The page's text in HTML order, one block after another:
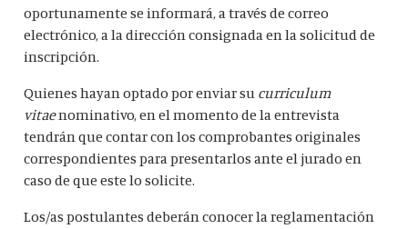
oportunamente se informará, a través de correo
electrónico, a la dirección consignada en la solicitud de
inscripción.
Quienes hayan optado por enviar su curriculum
vitaenominativo, en el momento de la entrevista
tendrán que contar con los comprobantes originales
correspondientes para presentarlos ante el jurado en
caso de que este lo solicite.
Los/as postulantes deberán conocer la reglamentación